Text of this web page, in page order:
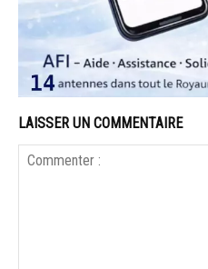
LAISSER UN COMMENTAIRE